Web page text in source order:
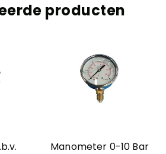
producten
Manometer 0-10 Bar